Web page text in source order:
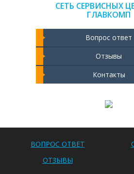
СЕТЬ СЕРВИСНЫХ
ГЛАВКОМП
Вопрос ответ
Отзывы
Контакты
ВОПРОС ОТВЕТ
ОТЗЫВЫ